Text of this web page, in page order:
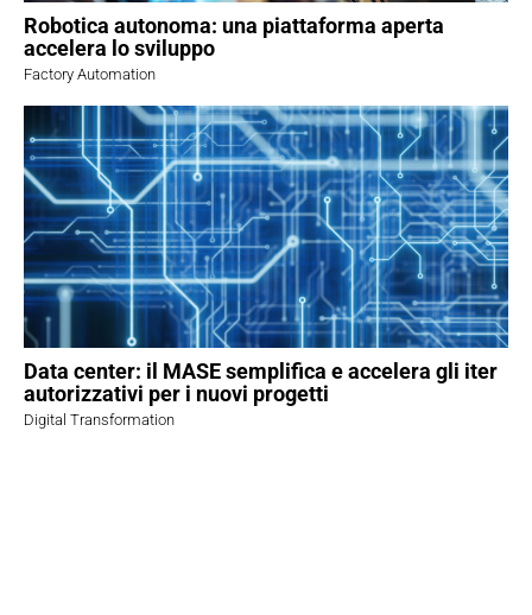
Robotica autonoma: una piattaforma aperta
accelera lo sviluppo
Factory Automation
Data center: il MASE semplifica e accelera gli iter
autorizzativi per i nuovi progetti
Digital Transformation